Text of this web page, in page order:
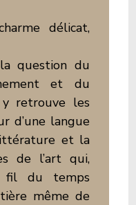
délicat,
question du
et du
retrouve les
d’une langue
et la
de l’art qui,
fil du temps
même de